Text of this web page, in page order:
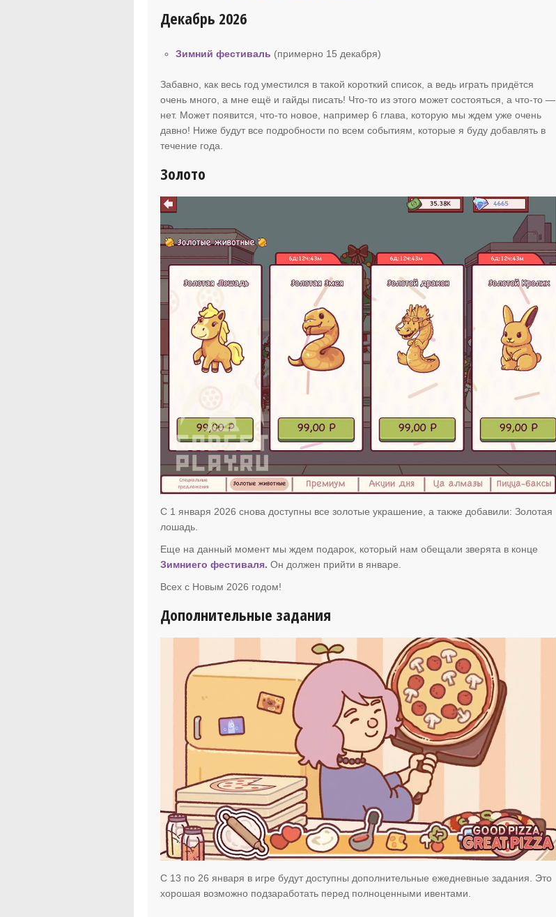
Декабрь 2026
Зимний фестиваль (примерно 15 декабря)
Забавно, как весь год уместился в такой короткий список, а ведь играть придётся
очень много, а мне ещё и гайды писать! Что-то из этого может состояться, а что-то —
нет. Может появится, что-то новое, например 6 глава, которую мы ждем уже очень
давно! Ниже будут все подробности по всем событиям, которые я буду добавлять в
течение года.
Золото
С 1 января 2026 снова доступны все золотые украшение, а также добавили: Золотая
лошадь.
Еще на данный момент мы ждем подарок, который нам обещали зверята в конце
Зимниего фестиваля. Он должен прийти в январе.
Всех с Новым 2026 годом!
Дополнительные задания
C 13 по 26 января в игре будут доступны дополнительные ежедневные задания. Это
хорошая возможно подзаработать перед полноценными ивентами.